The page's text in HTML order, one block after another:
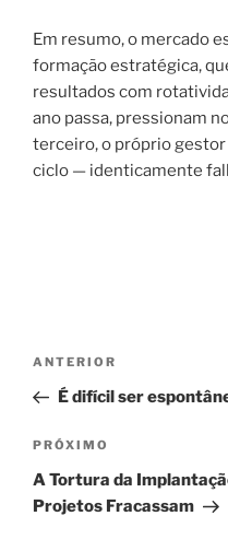
Em resumo, o mercado
formação estratégica,
resultados com
ano passa, pressionam
terceiro, o próprio
ciclo — identicamente
ANTERIOR
É difícil ser
PRÓXIMO
A Tortura da
Projetos Fracassam